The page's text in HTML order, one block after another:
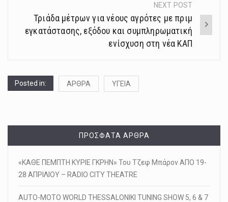
NEXT POST
Τριάδα μέτρων για νέους αγρότες με πριμ
εγκατάστασης, εξόδου και συμπληρωματική
ενίσχυση στη νέα ΚΑΠ
Posted in: ΑΡΘΡΑ ΥΓΕΙΑ
ΠΡΌΣΦΑΤΑ ΆΡΘΡΑ
«ΚΑΘΕ ΠΕΜΠΤΗ ΚΥΡΙΕ ΓΚΡΗΝ» Του Τζεφ Μπάρον ΑΠΟ 19-
28 ΑΠΡΙΛΙΟΥ – RADIO CITY THEATRE
AUTO-MOTO WORLD THESSALONIKI TUNING SHOW 5, 6 & 7